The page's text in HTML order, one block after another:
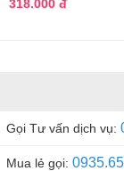
318.000 đ
Gọi Tư vấn dịch vụ:
Mua lẻ gọi: